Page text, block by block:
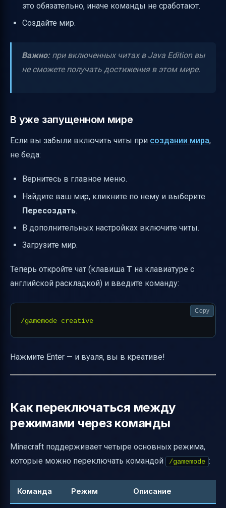
это обязательно, иначе команды не сработают.
Создайте мир.
Важно:при включенных читах в Java Edition вы
не сможете получать достижения в этом мире.
В уже запущенном мире
Если вы забыли включить читы при создании мира,
не беда:
Вернитесь в главное меню.
Найдите ваш мир, кликните по нему и выберите
Пересоздать.
В дополнительных настройках включите читы.
Загрузите мир.
Теперь откройте чат (клавиша T на клавиатуре с
английской раскладкой) и введите команду:
Copy
Нажмите Enter — и вуаля, вы в креативе!
Как переключаться между
режимами через команды
Minecraft поддерживает четыре основных режима,
которые можно переключать командой
/gamemode :
Команда Режим Описание